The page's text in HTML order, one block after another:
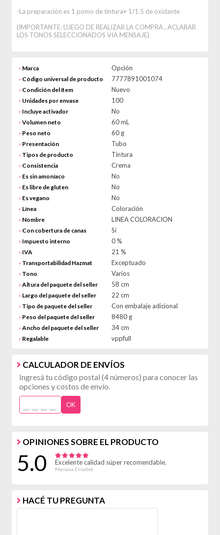
-La preparación es 1 pomo de tintura+ 1/1.5 de oxidante
(IMPORTANTE: LUEGO DE REALIZAR LA COMPRA , ACLARAR
LOS TONOS SELECCIONADOS VIA MENSAJE)
> Marca Opción
> Código universal de producto 7777891001074
> Condición del ítem Nuevo
> Unidades por envase 100
> Incluye activador No
> Volumen neto 60 mL
> Peso neto 60 g
> Presentación Tubo
> Tipos de producto Tintura
> Consistencia Crema
> Es sin amoníaco No
> Es libre de gluten No
> Es vegano No
> Línea Coloración
> Nombre LINEA COLORACION
> Con cobertura de canas Sí
> Impuesto interno 0 %
> IVA 21 %
> Transportabilidad Hazmat Exceptuado
> Tono Varios
> Altura del paquete del seller 58 cm
> Largo del paquete del seller 22 cm
> Tipo de paquete del seller Con embalaje adicional
> Peso del paquete del seller 8480 g
> Ancho del paquete del seller 34 cm
> Regalable vppfull
CALCULADOR DE ENVÍOS
Ingresá tu código postal (4 números) para conocer las
opciones y costos de envío.
OK
OPINIONES SOBRE EL PRODUCTO
5.0 Excelente calidad súper recomendable.
Mariana Elisabet
HACÉ TU PREGUNTA